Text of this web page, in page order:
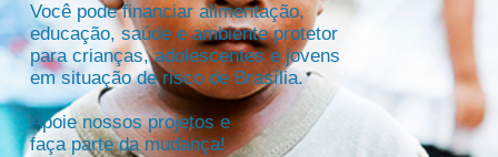
Você pode financiar alimentação,
educação, saúde e ambiente protetor
para crianças, adolescentes e jovens
em situação de risco de Brasília.
Apoie nossos projetos e
faça parte da mudança!